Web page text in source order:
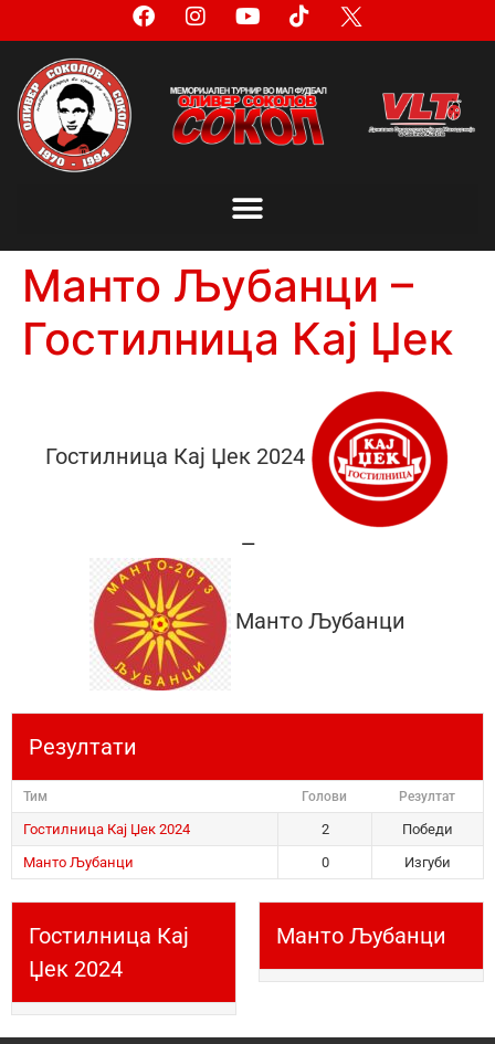
Манто Љубанци –
Гостилница Кај Џек
Гостилница Кај Џек 2024
—
Манто Љубанци
Резултати
Тим Голови Резултат
Гостилница Кај Џек 2024 2
Победи
Манто Љубанци
0 Изгуби
Гостилница Кај
Џек 2024
Манто Љубанци